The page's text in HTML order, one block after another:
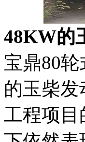
48KW的
宝鼎80
的玉柴
工程项目